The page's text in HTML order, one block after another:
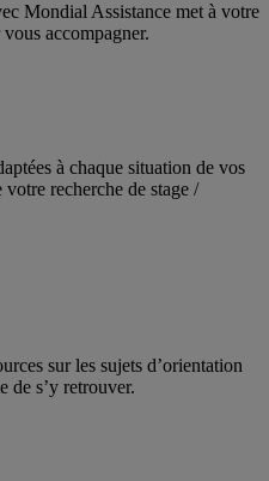
Mondial Assistance met à votre
accompagner.
à chaque situation de vos
recherche de stage /
sur les sujets d’orientation
de s’y retrouver.